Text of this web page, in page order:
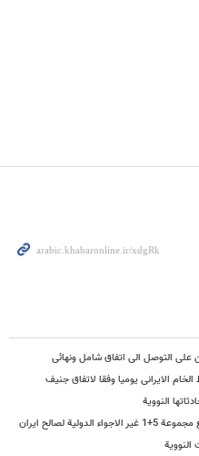
علی التوصل الی اتفاق شامل ونهائی
الایرانی یومیا وفقا لاتفاق جنیف
النوویة
لصالح ایران
النوویة